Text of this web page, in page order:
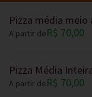
Pizza média meio
A partir deR$ 70,00
Pizza Média
A partir deR$ 70,00